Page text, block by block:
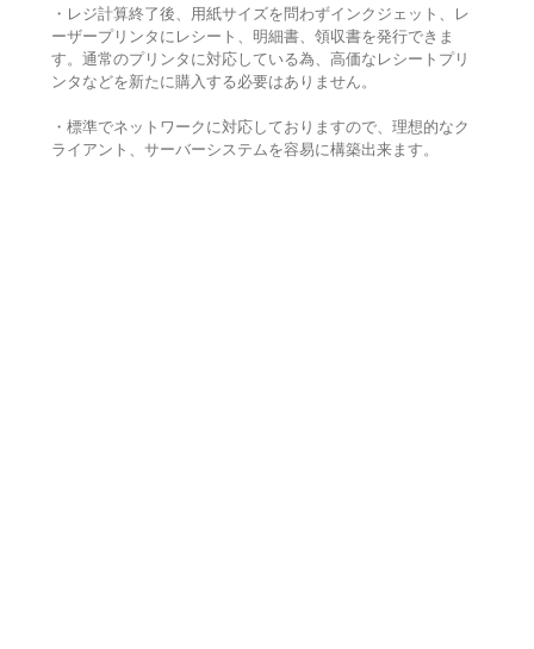
・レジ計算終了後、用紙サイズを問わずインクジェット、レ
ーザープリンタにレシート、明細書、領収書を発行できま
す。通常のプリンタに対応している為、高価なレシートプリ
ンタなどを新たに購入する必要はありません。
・標準でネットワークに対応しておりますので、理想的なク
ライアント、サーバーシステムを容易に構築出来ます。